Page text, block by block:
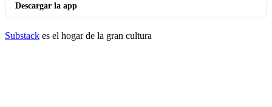
Descargar la app
Substack es el hogar de la gran cultura